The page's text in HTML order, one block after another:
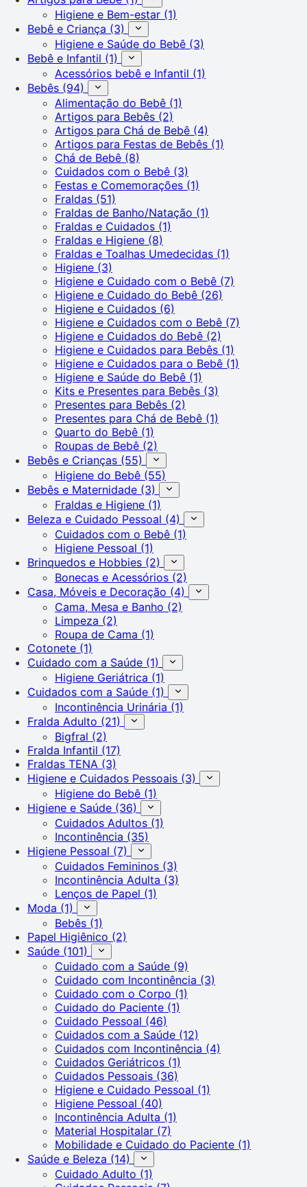
Higiene e Bem-estar (1)
Bebê e Criança (3)
Higiene e Saúde do Bebê (3)
Bebê e Infantil (1)
Acessórios bebê e Infantil (1)
Bebês (94)
Alimentação do Bebê (1)
Artigos para Bebês (2)
Artigos para Chá de Bebê (4)
Artigos para Festas de Bebês (1)
Chá de Bebê (8)
Cuidados com o Bebê (3)
Festas e Comemorações (1)
Fraldas (51)
Fraldas de Banho/Natação (1)
Fraldas e Cuidados (1)
Fraldas e Higiene (8)
Fraldas e Toalhas Umedecidas (1)
Higiene (3)
Higiene e Cuidado com o Bebê (7)
Higiene e Cuidado do Bebê (26)
Higiene e Cuidados (6)
Higiene e Cuidados com o Bebê (7)
Higiene e Cuidados do Bebê (2)
Higiene e Cuidados para Bebês (1)
Higiene e Cuidados para o Bebê (1)
Higiene e Saúde do Bebê (1)
Kits e Presentes para Bebês (3)
Presentes para Bebês (2)
Presentes para Chá de Bebê (1)
Quarto do Bebê (1)
Roupas de Bebê (2)
Bebês e Crianças (55)
Higiene do Bebê (55)
Bebês e Maternidade (3)
Fraldas e Higiene (1)
Beleza e Cuidado Pessoal (4)
Cuidados com o Bebê (1)
Higiene Pessoal (1)
Brinquedos e Hobbies (2)
Bonecas e Acessórios (2)
Casa, Móveis e Decoração (4)
Cama, Mesa e Banho (2)
Limpeza (2)
Roupa de Cama (1)
Cotonete (1)
Cuidado com a Saúde (1)
Higiene Geriátrica (1)
Cuidados com a Saúde (1)
Incontinência Urinária (1)
Fralda Adulto (21)
Bigfral (2)
Fralda Infantil (17)
Fraldas TENA (3)
Higiene e Cuidados Pessoais (3)
Higiene do Bebê (1)
Higiene e Saúde (36)
Cuidados Adultos (1)
Incontinência (35)
Higiene Pessoal (7)
Cuidados Femininos (3)
Incontinência Adulta (3)
Lenços de Papel (1)
Moda (1)
Bebês (1)
Papel Higiênico (2)
Saúde (101)
Cuidado com a Saúde (9)
Cuidado com Incontinência (3)
Cuidado com o Corpo (1)
Cuidado do Paciente (1)
Cuidado Pessoal (46)
Cuidados com a Saúde (12)
Cuidados com Incontinência (4)
Cuidados Geriátricos (1)
Cuidados Pessoais (36)
Higiene e Cuidado Pessoal (1)
Higiene Pessoal (40)
Incontinência Adulta (1)
Material Hospitalar (7)
Mobilidade e Cuidado do Paciente (1)
Saúde e Beleza (14)
Cuidado Adulto (1)